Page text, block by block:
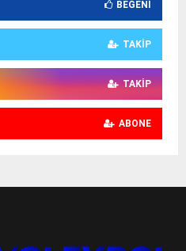
BEĞENI
TAKIP
TAKIP
ABONE